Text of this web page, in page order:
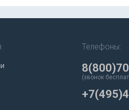
Телефоны:
(звонок